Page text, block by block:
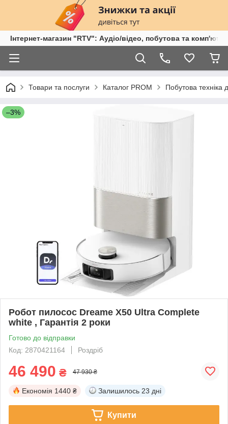
Інтернет-магазин "RTV": Аудіо/відео, побутова та
Товари та послуги Каталог PROM Побутова техніка
–3%
Робот пилосос Dreame X50 Ultra Complete
white , Гарантія 2 роки
Готово до відправки
Код: 2870421164
Роздріб
46 490 ₴ 47 930 ₴
Економія 1440 ₴ Залишилось 23 дні
Купити